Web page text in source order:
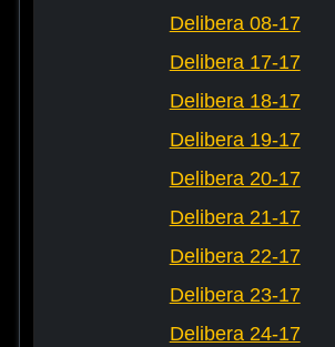
Delibera 08-17
Delibera 17-17
Delibera 18-17
Delibera 19-17
Delibera 20-17
Delibera 21-17
Delibera 22-17
Delibera 23-17
Delibera 24-17